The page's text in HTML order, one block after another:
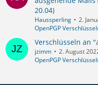
20.04)
Haussperling
2.
OpenPGP
Verschlüsseln an
jzimm
2. August
OpenPGP